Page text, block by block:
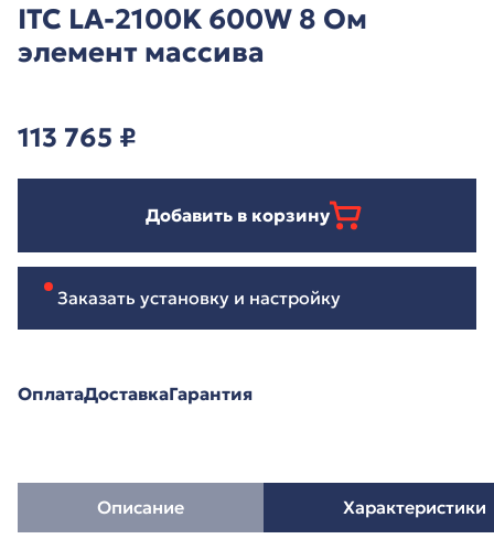
ITC LA-2100K 600W 8 Ом
элемент массива
113 765 ₽
Добавить в корзину
Заказать установку и настройку
ОплатаДоставкаГарантия
Описание Характеристики